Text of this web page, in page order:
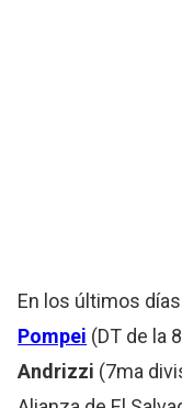
En los últimos
Pompei (DT de la
Andrizzi (7ma